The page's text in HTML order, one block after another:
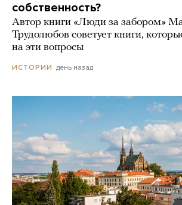
собственность?
Автор книги «Люди за забором»
Трудолюбов советует книги,
на эти вопросы
ИСТОРИИ день назад